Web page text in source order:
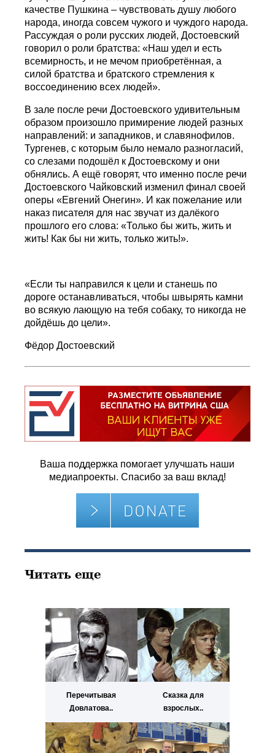
качестве Пушкина – чувствовать душу любого
народа, иногда совсем чужого и чуждого народа.
Рассуждая о роли русских людей, Достоевский
говорил о роли братства: «Наш удел и есть
всемирность, и не мечом приобретённая, а
силой братства и братского стремления к
воссоединению всех людей».
В зале после речи Достоевского удивительным
образом произошло примирение людей разных
направлений: и западников, и славянофилов.
Тургенев, с которым было немало разногласий,
со слезами подошёл к Достоевскому и они
обнялись. А ещё говорят, что именно после речи
Достоевского Чайковский изменил финал своей
оперы «Евгений Онегин». И как пожелание или
наказ писателя для нас звучат из далёкого
прошлого его слова: «Только бы жить, жить и
жить! Как бы ни жить, только жить!».
«Если ты направился к цели и станешь по
дороге останавливаться, чтобы швырять камни
во всякую лающую на тебя собаку, то никогда не
дойдёшь до цели».
Фёдор Достоевский
Ваша поддержка помогает улучшать наши
медиапроекты. Спасибо за ваш вклад!
Читать еще
Перечитывая
Довлатова..
Сказка для
взрослых..